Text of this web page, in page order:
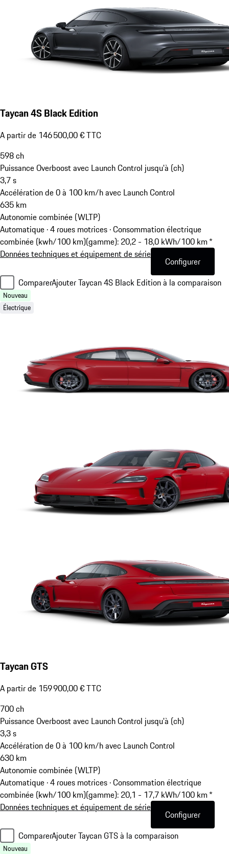
Taycan 4S Black Edition
A partir de 146 500,00 € TTC
598ch
Puissance Overboost avec Launch Control jusqu'à (ch)
3,7s
Accélération de 0 à 100 km/h avec Launch Control
635 km
Autonomie combinée (WLTP)
Automatique · 4 roues motrices ·Consommation électrique
combinée (kwh/100 km)(gamme): 20,2 - 18,0 kWh/100 km *
Données techniques et équipement de série
Configurer
ComparerAjouter Taycan 4S Black Edition à la comparaison
Nouveau
Électrique
Taycan GTS
A partir de 159 900,00 € TTC
700ch
Puissance Overboost avec Launch Control jusqu'à (ch)
3,3s
Accélération de 0 à 100 km/h avec Launch Control
630 km
Autonomie combinée (WLTP)
Automatique · 4 roues motrices ·Consommation électrique
combinée (kwh/100 km)(gamme): 20,1 - 17,7 kWh/100 km *
Données techniques et équipement de série
Configurer
ComparerAjouter Taycan GTS à la comparaison
Nouveau